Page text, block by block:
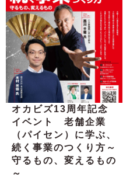
オカビズ13周年記念
イベント 老舗企業
（パイセン）に学ぶ、
続く事業のつくり方～
守るもの、変えるもの
～